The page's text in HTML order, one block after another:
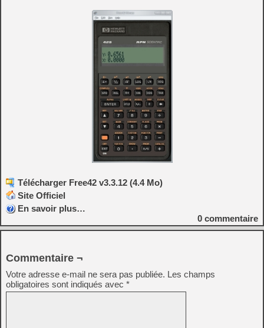
Télécharger Free42 v3.3.12 (4.4 Mo)
Site Officiel
En savoir plus…
0 commentaire
Commentaire ¬
Votre adresse e-mail ne sera pas publiée. Les champs
obligatoires sont indiqués avec *